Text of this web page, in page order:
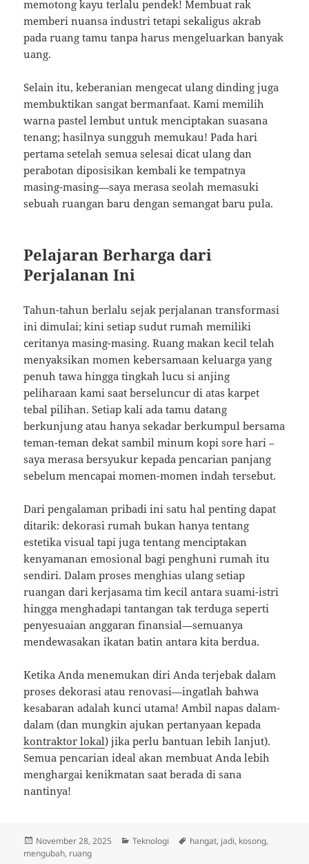
memotong kayu terlalu pendek! Membuat rak
memberi nuansa industri tetapi sekaligus akrab
pada ruang tamu tanpa harus mengeluarkan banyak
uang.
Selain itu, keberanian mengecat ulang dinding juga
membuktikan sangat bermanfaat. Kami memilih
warna pastel lembut untuk menciptakan suasana
tenang; hasilnya sungguh memukau! Pada hari
pertama setelah semua selesai dicat ulang dan
perabotan diposisikan kembali ke tempatnya
masing-masing—saya merasa seolah memasuki
sebuah ruangan baru dengan semangat baru pula.
Pelajaran Berharga dari
Perjalanan Ini
Tahun-tahun berlalu sejak perjalanan transformasi
ini dimulai; kini setiap sudut rumah memiliki
ceritanya masing-masing. Ruang makan kecil telah
menyaksikan momen kebersamaan keluarga yang
penuh tawa hingga tingkah lucu si anjing
peliharaan kami saat berseluncur di atas karpet
tebal pilihan. Setiap kali ada tamu datang
berkunjung atau hanya sekadar berkumpul bersama
teman-teman dekat sambil minum kopi sore hari –
saya merasa bersyukur kepada pencarian panjang
sebelum mencapai momen-momen indah tersebut.
Dari pengalaman pribadi ini satu hal penting dapat
ditarik: dekorasi rumah bukan hanya tentang
estetika visual tapi juga tentang menciptakan
kenyamanan emosional bagi penghuni rumah itu
sendiri. Dalam proses menghias ulang setiap
ruangan dari kerjasama tim kecil antara suami-istri
hingga menghadapi tantangan tak terduga seperti
penyesuaian anggaran finansial—semuanya
mendewasakan ikatan batin antara kita berdua.
Ketika Anda menemukan diri Anda terjebak dalam
proses dekorasi atau renovasi—ingatlah bahwa
kesabaran adalah kunci utama! Ambil napas dalam-
dalam (dan mungkin ajukan pertanyaan kepada
kontraktor lokal) jika perlu bantuan lebih lanjut).
Semua pencarian ideal akan membuat Anda lebih
menghargai kenikmatan saat berada di sana
nantinya!
Posted
on
November 28, 2025 Categories
Teknologi Tags
hangat, jadi, kosong,
mengubah, ruang